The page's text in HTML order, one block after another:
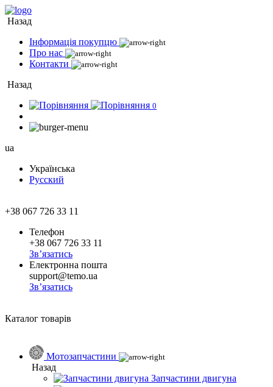
Назад
Інформація покупцю
Про нас
Контакти
Назад
0
ua
Українська
Русский
+38 067 726 33 11
Телефон
+38 067 726 33 11
Зв’язатись
Електронна пошта
support@temo.ua
Зв’язатись
Каталог товарів
Мотозапчастини
Назад
Запчастини двигуна